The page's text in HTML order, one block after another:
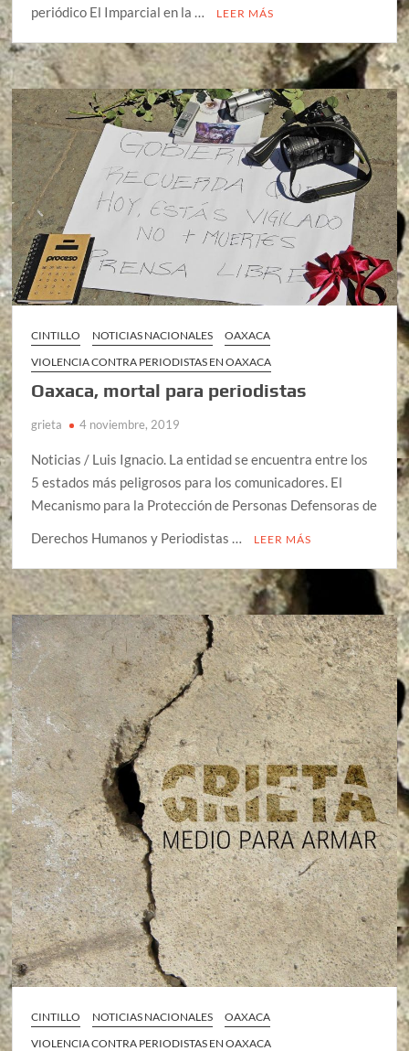
periódico El Imparcial en la …
LEER MÁS
CINTILLO NOTICIAS NACIONALES
OAXACA
VIOLENCIA CONTRA PERIODISTAS EN OAXACA
Oaxaca, mortal para periodistas
grieta 4 noviembre, 2019
Noticias / Luis Ignacio. La entidad se encuentra entre los
5 estados más peligrosos para los comunicadores. El
Mecanismo para la Protección de Personas Defensoras de
Derechos Humanos y Periodistas …
LEER MÁS
CINTILLO NOTICIAS NACIONALES
OAXACA
VIOLENCIA CONTRA PERIODISTAS EN OAXACA